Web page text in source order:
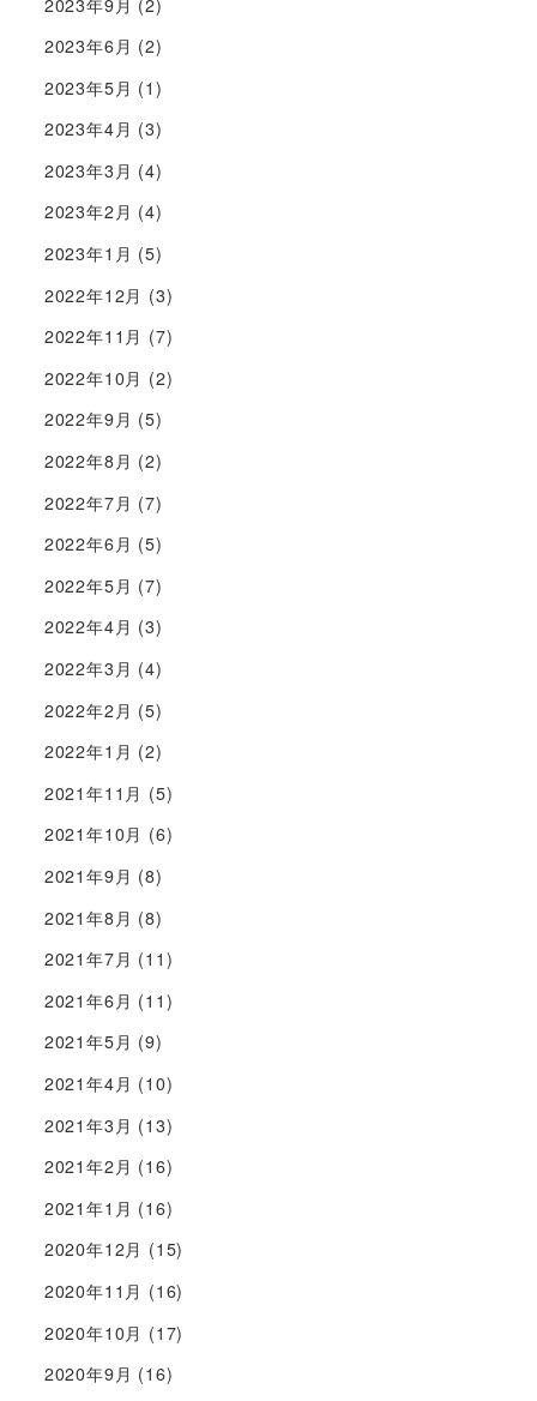
2023年6月 (2)
2023年5月 (1)
2023年4月 (3)
2023年3月 (4)
2023年2月 (4)
2023年1月 (5)
2022年12月 (3)
2022年11月 (7)
2022年10月 (2)
2022年9月 (5)
2022年8月 (2)
2022年7月 (7)
2022年6月 (5)
2022年5月 (7)
2022年4月 (3)
2022年3月 (4)
2022年2月 (5)
2022年1月 (2)
2021年11月 (5)
2021年10月 (6)
2021年9月 (8)
2021年8月 (8)
2021年7月 (11)
2021年6月 (11)
2021年5月 (9)
2021年4月 (10)
2021年3月 (13)
2021年2月 (16)
2021年1月 (16)
2020年12月 (15)
2020年11月 (16)
2020年10月 (17)
2020年9月 (16)